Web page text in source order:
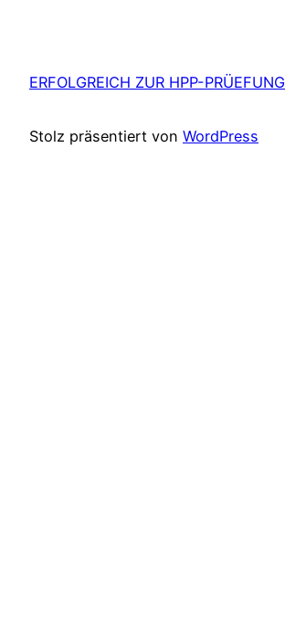
ERFOLGREICH ZUR HPP-PRÜEFUNG
Stolz präsentiert von WordPress